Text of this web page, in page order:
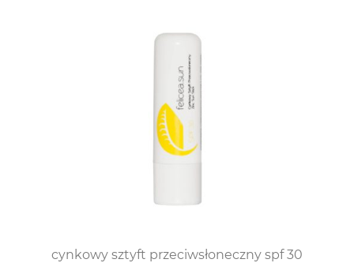
cynkowy sztyft przeciwsłoneczny spf 30